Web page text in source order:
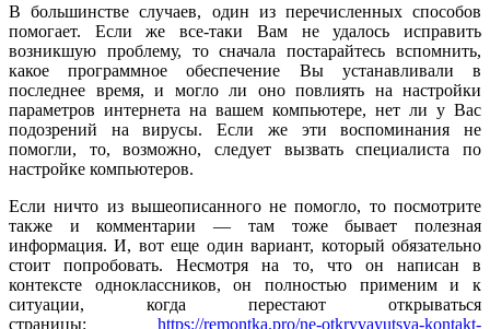
В большинстве случаев, один из перечисленных способов
помогает. Если же все-таки Вам не удалось исправить
возникшую проблему, то сначала постарайтесь вспомнить,
какое программное обеспечение Вы устанавливали в
последнее время, и могло ли оно повлиять на настройки
параметров интернета на вашем компьютере, нет ли у Вас
подозрений на вирусы. Если же эти воспоминания не
помогли, то, возможно, следует вызвать специалиста по
настройке компьютеров.
Если ничто из вышеописанного не помогло, то посмотрите
также и комментарии — там тоже бывает полезная
информация. И, вот еще один вариант, который обязательно
стоит попробовать. Несмотря на то, что он написан в
контексте одноклассников, он полностью применим и к
ситуации, когда перестают открываться
страницы: https://remontka.pro/ne-otkryvayutsya-kontakt-